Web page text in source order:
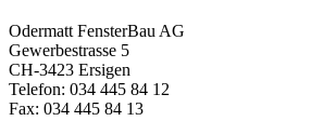
Odermatt FensterBau AG
Gewerbestrasse 5
CH-3423 Ersigen
Telefon: 034 445 84 12
Fax: 034 445 84 13